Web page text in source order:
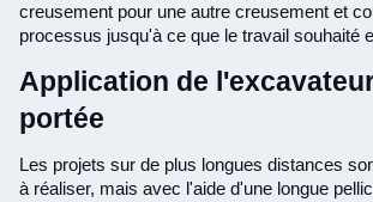
creusement pour une autre creusement et
processus jusqu'à ce que le travail souhaité
Application de
portée
Les projets sur de plus longues distances
à réaliser, mais avec l'aide d'une longue